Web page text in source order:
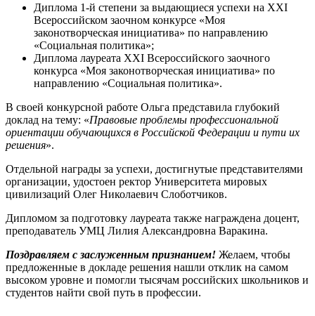
Диплома 1-й степени за выдающиеся успехи на XXI
Всероссийском заочном конкурсе «Моя
законотворческая инициатива» по направлению
«Социальная политика»;
Диплома лауреата XXI Всероссийского заочного
конкурса «Моя законотворческая инициатива» по
направлению «Социальная политика».
В своей конкурсной работе Ольга представила глубокий
доклад на тему: «Правовые проблемы профессиональной
ориентации обучающихся в Российской Федерации и пути их
решения».
Отдельной награды за успехи, достигнутые представителями
организации, удостоен ректор Университета мировых
цивилизаций Олег Николаевич Слоботчиков.
Дипломом за подготовку лауреата также награждена доцент,
преподаватель УМЦ Лилия Александровна Варакина.
Поздравляем с заслуженным признанием! Желаем, чтобы
предложенные в докладе решения нашли отклик на самом
высоком уровне и помогли тысячам российских школьников и
студентов найти свой путь в профессии.